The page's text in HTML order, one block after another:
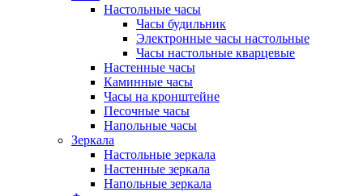
Настольные часы
Часы будильник
Электронные часы настольные
Часы настольные кварцевые
Настенные часы
Каминные часы
Часы на кронштейне
Песочные часы
Напольные часы
Зеркала
Настольные зеркала
Настенные зеркала
Напольные зеркала